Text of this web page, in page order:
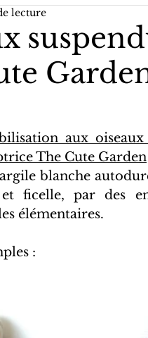
lecture
aux
The Cute Garden
blanche
ficelle, par des
élémentaires.
: